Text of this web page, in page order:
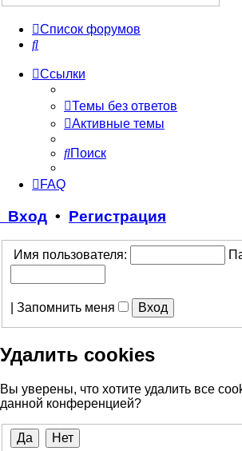
Список форумов
Поиск
Ссылки
Темы без ответов
Активные темы
Поиск
FAQ
Вход • Регистрация
Имя пользователя:
Запомнить меня
Удалить cookies
Вы уверены, что хотите удалить все
данной конференцией?